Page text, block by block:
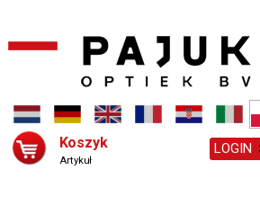
Koszyk
Artykuł
LOGIN